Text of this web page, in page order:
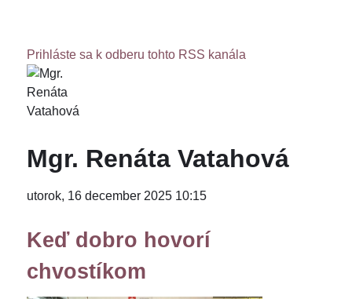
Prihláste sa k odberu tohto RSS kanála
Mgr. Renáta Vatahová
utorok, 16 december 2025 10:15
Keď dobro hovorí
chvostíkom